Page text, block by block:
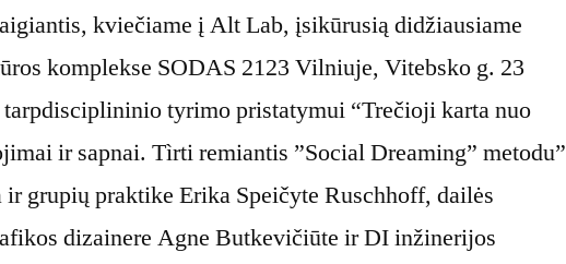
kviečiame į Alt Lab, įsikūrusią didžiausiame
komplekse SODAS 2123 Vilniuje, Vitebsko g. 23
tyrimo pristatymui “Trečioji karta nuo
ir sapnai. Tìrti remiantis ”Social Dreaming” metodu”
ir grupių praktike Erika Speičyte Ruschhoff, dailės
dizainere Agne Butkevičiūte ir DI inžinerijos